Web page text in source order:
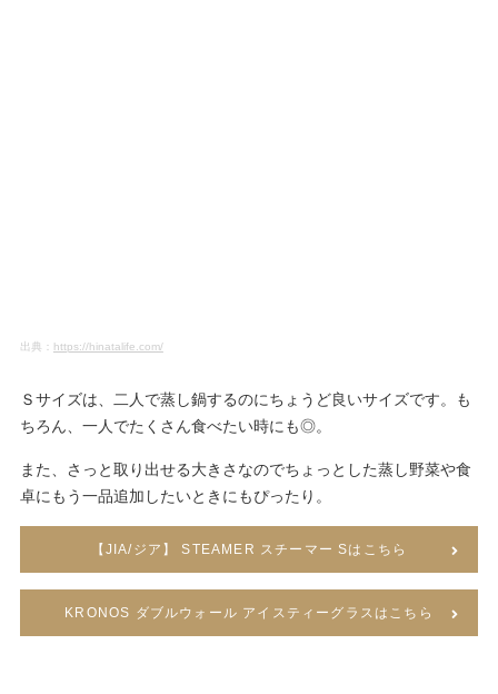
出典： https://hinatalife.com/
Ｓサイズは、二人で蒸し鍋するのにちょうど良いサイズです。も
ちろん、一人でたくさん食べたい時にも◎。
また、さっと取り出せる大きさなのでちょっとした蒸し野菜や食
卓にもう一品追加したいときにもぴったり。
【JIA/ジア】 STEAMER スチーマー Sはこちら
KRONOS ダブルウォール アイスティーグラスはこちら